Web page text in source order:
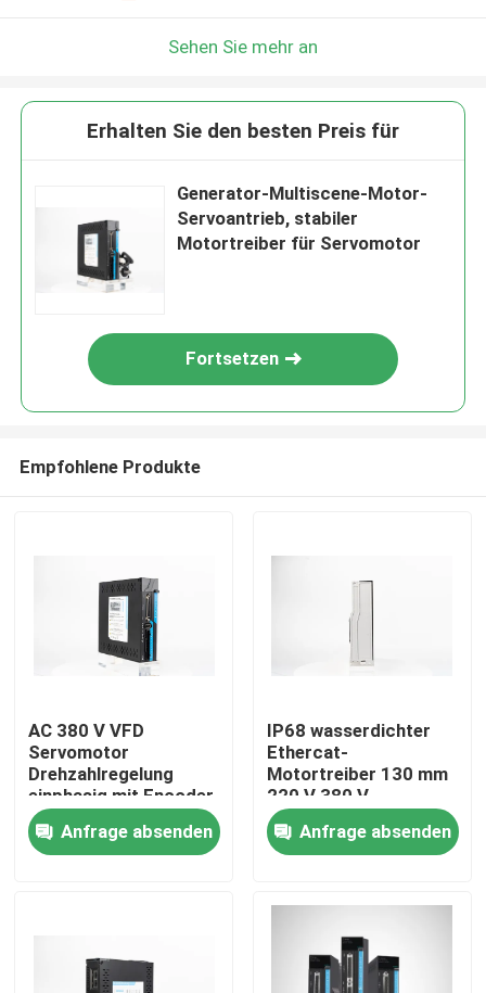
Nach Hause
Kontakte
Sehen Sie mehr an
Erhalten Sie den besten Preis für
Generator-Multiscene-Motor-
Servoantrieb, stabiler
Motortreiber für Servomotor
Fortsetzen
Empfohlene Produkte
AC 380 V VFD
Servomotor
Drehzahlregelung
einphasig mit Encoder
Anfrage absenden
IP68 wasserdichter
Ethercat-
Motortreiber 130 mm
220 V 380 V
Drehzahlregelung
Anfrage absenden